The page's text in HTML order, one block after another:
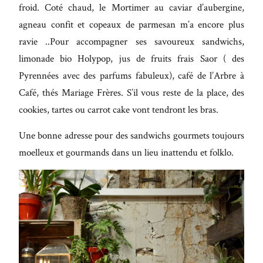
froid. Coté chaud, le Mortimer au caviar d’aubergine,
agneau confit et copeaux de parmesan m’a encore plus
ravie ..Pour accompagner ses savoureux sandwichs,
limonade bio Holypop, jus de fruits frais Saor ( des
Pyrennées avec des parfums fabuleux), café de l’Arbre à
Café, thés Mariage Frères. S’il vous reste de la place, des
cookies, tartes ou carrot cake vont tendront les bras.
Une bonne adresse pour des sandwichs gourmets toujours
moelleux et gourmands dans un lieu inattendu et folklo.